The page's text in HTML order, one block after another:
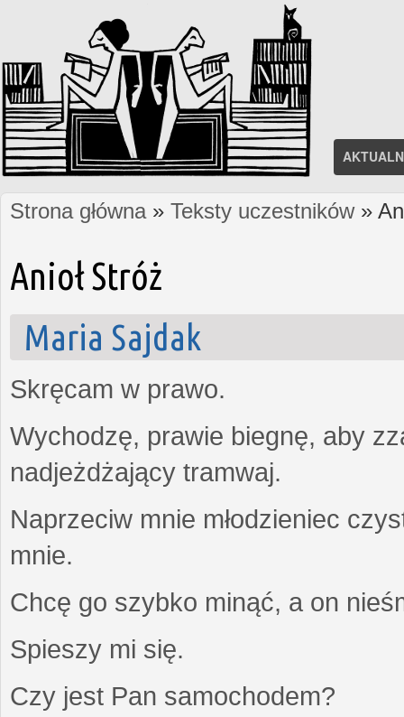
Jesteś tutaj
Strona główna» Teksty uczestników»
Anioł Stróż
Maria Sajdak
Skręcam w prawo.
Wychodzę, prawie biegnę, aby
nadjeżdżający tramwaj.
Naprzeciw mnie młodzieniec
mnie.
Chcę go szybko minąć, a on
Spieszy mi się.
Czy jest Pan samochodem?